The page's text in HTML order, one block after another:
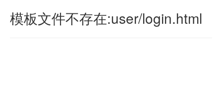
模板文件不存在:user/login.html